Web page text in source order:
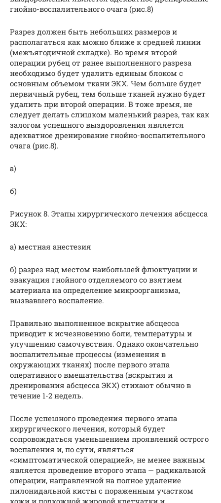
гнойно-воспалительного очага (рис.8)
Разрез должен быть небольших размеров и
располагаться как можно ближе к средней линии
(межъягодичной складке). Во время второй
операции рубец от ранее выполненного разреза
необходимо будет удалить единым блоком с
основным объемом ткани ЭКХ. Чем больше будет
первичный рубец, тем больше тканей нужно будет
удалить при второй операции. В тоже время, не
следует делать слишком маленький разрез, так как
залогом успешного выздоровления является
адекватное дренирование гнойно-воспалительного
очага (рис.8).
a)
б)
Рисунок 8. Этапы хирургического лечения абсцесса
ЭКХ:
а) местная анестезия
б) разрез над местом наибольшей флюктуации и
эвакуация гнойного отделяемого со взятием
материала на определение микроорганизма,
вызвавшего воспаление.
Правильно выполненное вскрытие абсцесса
приводит к исчезновению боли, температуры и
улучшению самочувствия. Однако окончательно
воспалительные процессы (изменения в
окружающих тканях) после первого этапа
оперативного вмешательства (вскрытия и
дренирования абсцесса ЭКХ) стихают обычно в
течение 1-2 недель.
После успешного проведения первого этапа
хирургического лечения, который будет
сопровождаться уменьшением проявлений острого
воспаления и, по сути, являться
«симптоматической операцией», не менее важным
является проведение второго этапа — радикальной
операции, направленной на полное удаление
пилонидальной кисты с пораженным участком